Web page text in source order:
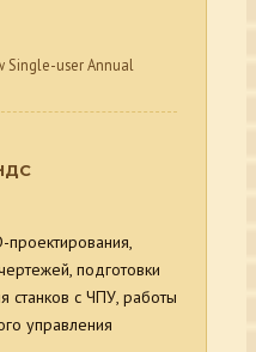
Single-user Annual
подготовки
станков с ЧПУ, работы
управления